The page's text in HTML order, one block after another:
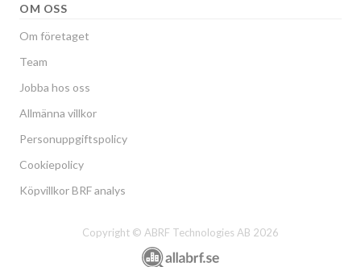
OM OSS
Om företaget
Team
Jobba hos oss
Allmänna villkor
Personuppgiftspolicy
Cookiepolicy
Köpvillkor BRF analys
Copyright © ABRF Technologies AB 2026